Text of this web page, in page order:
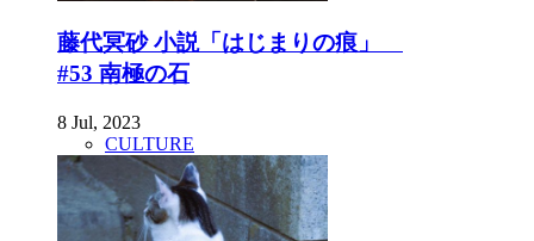
藤代冥砂 小説「はじまりの痕」
#53 南極の石
8 Jul, 2023
CULTURE